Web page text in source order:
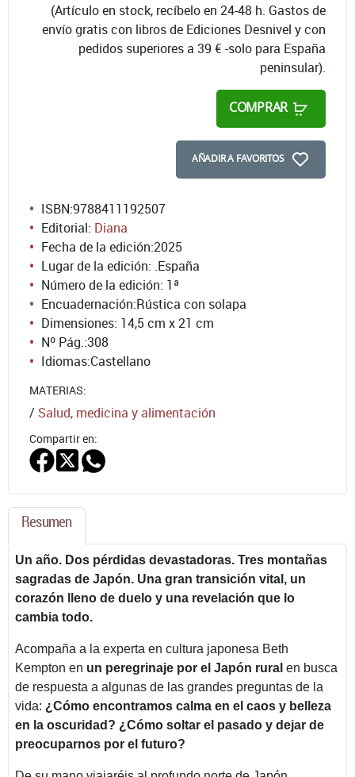
(Artículo en stock, recíbelo en 24-48 h. Gastos de
envío gratis con libros de Ediciones Desnivel y con
pedidos superiores a 39 € -solo para España
peninsular).
COMPRAR
AÑADIR A FAVORITOS
ISBN:9788411192507
Editorial: Diana
Fecha de la edición:2025
Lugar de la edición: .España
Número de la edición: 1ª
Encuadernación:Rústica con solapa
Dimensiones: 14,5 cm x 21 cm
Nº Pág.:308
Idiomas:Castellano
MATERIAS:
/ Salud, medicina y alimentación
Compartir en:
Resumen
Un año. Dos pérdidas devastadoras. Tres montañas
sagradas de Japón. Una gran transición vital, un
corazón lleno de duelo y una revelación que lo
cambia todo.
Acompaña a la experta en cultura japonesa Beth
Kempton en un peregrinaje por el Japón rural en busca
de respuesta a algunas de las grandes preguntas de la
vida: ¿Cómo encontramos calma en el caos y belleza
en la oscuridad? ¿Cómo soltar el pasado y dejar de
preocuparnos por el futuro?